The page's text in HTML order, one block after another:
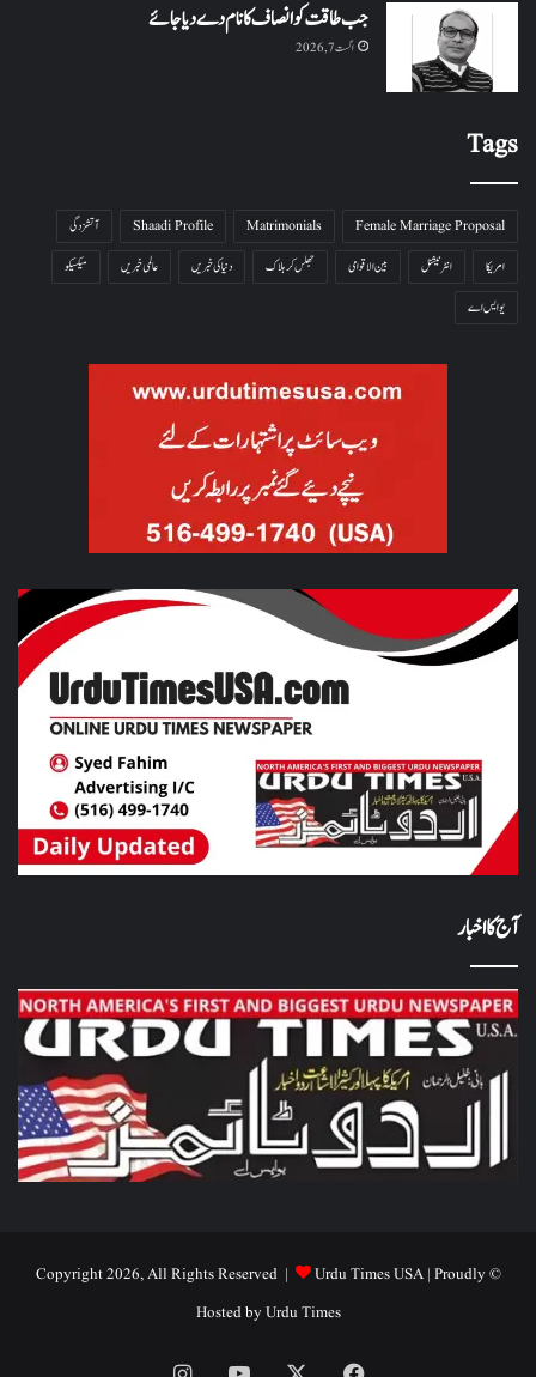
جب طاقت کو انصاف کا نام دے دیا جائے
اگست 7, 2026
Tags
Female Marriage Proposal
Matrimonials
Shaadi Profile
آتشزدگی
امریکا
انٹرنیشنل بین الاقوامی جھلس کر ہلاک دنیا کی خبریں عالمی خبریں
میکسیکو
یو ایس اے
آج کا اخبار
© Copyright 2026, All Rights Reserved |
Urdu Times USA| Proudly
Hosted byUrdu Times